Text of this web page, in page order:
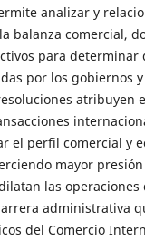
analizar y
balanza comercial,
para determinar
por los gobiernos
atribuyen
el perfil comercial y
mayor
las operaciones
administrativa
del Comercio